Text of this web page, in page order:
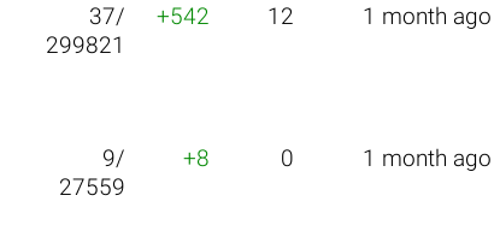
37/
299821
+542 12 1 month ago
9/
27559
+8 0 1 month ago